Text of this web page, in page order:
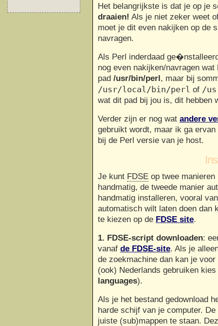
Het belangrijkste is dat je op je
draaien! Als je niet zeker weet
moet je dit even nakijken op de
navragen.
Als Perl inderdaad
nog even nakijken/navragen
pad /usr/bin/perl, maar bij
/usr/local/bin/perl of /
wat dit pad bij jou is, dit hebben
Verder zijn er nog wat andere
gebruikt wordt, maar ik ga
bij de Perl versie van je host.
Je kunt FDSE op twee
handmatig, de tweede manier
handmatig installeren, vooral
automatisch wilt laten doen dan
te kiezen op de FDSE site.
1. FDSE-script downloaden:
vanaf de FDSE-site. Als je
de zoekmachine dan kan je
(ook) Nederlands gebruiken
languages).
Als je het bestand gedownload
harde schijf van je computer.
juiste (sub)mappen te staan.